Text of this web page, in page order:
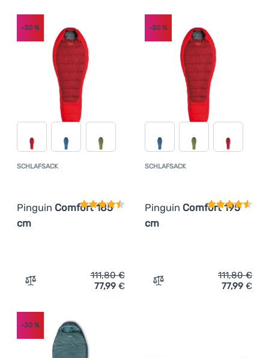
Anmelden /
Registrieren
SCHLAFSACK
Pinguin Comfort 185
cm
Kundenbewertung
-30 %
Zum Vergleich 'Schlafsack Pinguin Comfort 185 cm'
111,80€
77,99 €
SCHLAFSACK
Pinguin Comfort 195
cm
-30%
Zum Vergleich
111,80€
77,99 €
-30 %